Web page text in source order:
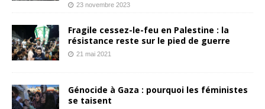
23 novembre 2023
Fragile cessez-le-feu en Palestine : la
résistance reste sur le pied de guerre
21 mai 2021
Génocide à Gaza : pourquoi les féministes
se taisent